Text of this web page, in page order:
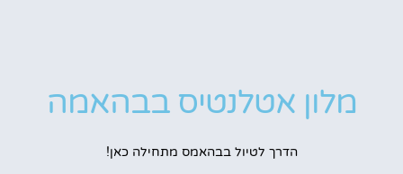
מלון אטלנטיס בבהאמה
הדרך לטיול בבהאמס מתחילה כאן!